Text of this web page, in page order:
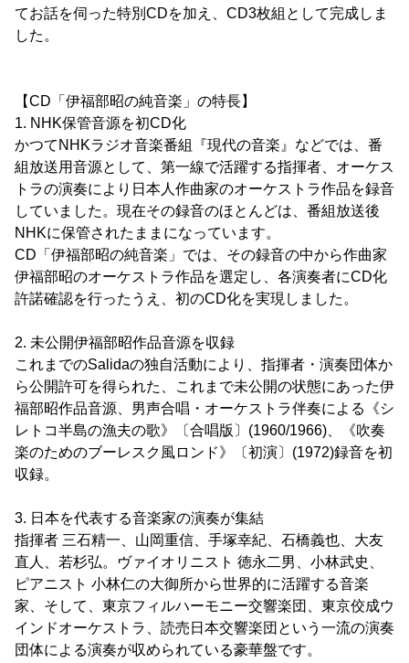
てお話を伺った特別CDを加え、CD3枚組として完成しま
した。
【CD「伊福部昭の純音楽」の特長】
1. NHK保管音源を初CD化
かつてNHKラジオ音楽番組『現代の音楽』などでは、番
組放送用音源として、第一線で活躍する指揮者、オーケス
トラの演奏により日本人作曲家のオーケストラ作品を録音
していました。現在その録音のほとんどは、番組放送後
NHKに保管されたままになっています。
CD「伊福部昭の純音楽」では、その録音の中から作曲家
伊福部昭のオーケストラ作品を選定し、各演奏者にCD化
許諾確認を行ったうえ、初のCD化を実現しました。
2. 未公開伊福部昭作品音源を収録
これまでのSalidaの独自活動により、指揮者・演奏団体か
ら公開許可を得られた、これまで未公開の状態にあった伊
福部昭作品音源、男声合唱・オーケストラ伴奏による《シ
レトコ半島の漁夫の歌》〔合唱版〕(1960/1966)、《吹奏
楽のためのブーレスク風ロンド》〔初演〕(1972)録音を初
収録。
3. 日本を代表する音楽家の演奏が集結
指揮者 三石精一、山岡重信、手塚幸紀、石橋義也、大友
直人、若杉弘。ヴァイオリニスト 徳永二男、小林武史、
ピアニスト 小林仁の大御所から世界的に活躍する音楽
家、そして、東京フィルハーモニー交響楽団、東京佼成ウ
インドオーケストラ、読売日本交響楽団という一流の演奏
団体による演奏が収められている豪華盤です。